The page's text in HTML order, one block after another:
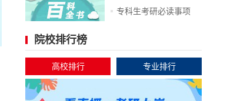
专科生考研必读事项
院校排行榜
高校排行 专业排行